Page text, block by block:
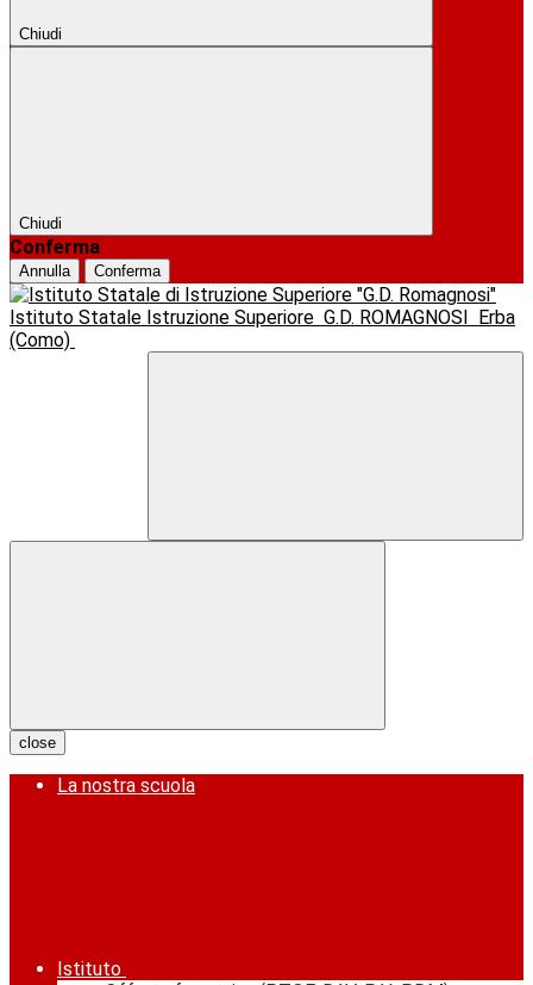
Chiudi
Chiudi
Conferma
Annulla Conferma
Istituto Statale Istruzione Superiore G.D. ROMAGNOSI
Erba
(Como)
close
La nostra scuola
Istituto